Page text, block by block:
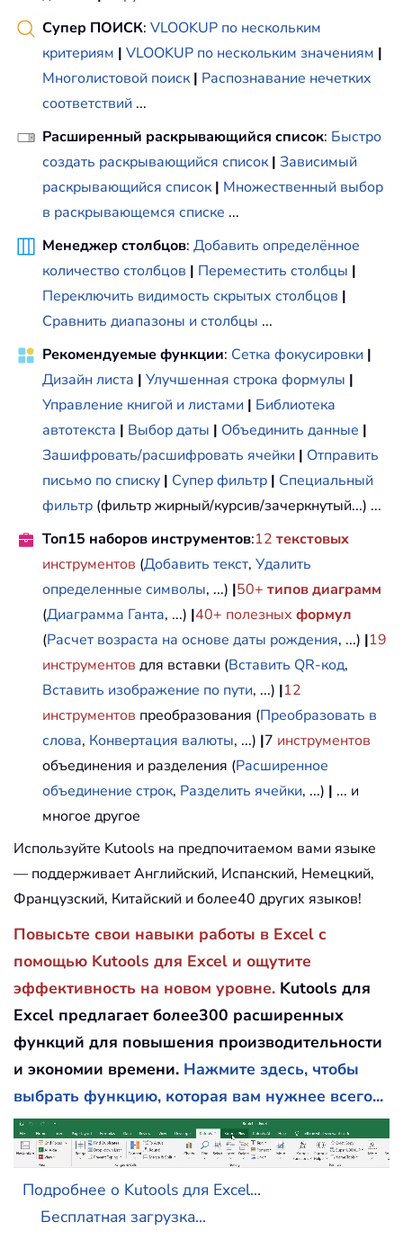
Супер ПОИСК: VLOOKUP по нескольким
критериям | VLOOKUP по нескольким значениям |
Многолистовой поиск | Распознавание нечетких
соответствий ...
Расширенный раскрывающийся список: Быстро
создать раскрывающийся список | Зависимый
раскрывающийся список | Множественный выбор
в раскрывающемся списке ...
Менеджер столбцов: Добавить определённое
количество столбцов | Переместить столбцы |
Переключить видимость скрытых столбцов |
Сравнить диапазоны и столбцы ...
Рекомендуемые функции: Сетка фокусировки |
Дизайн листа | Улучшенная строка формулы |
Управление книгой и листами | Библиотека
автотекста | Выбор даты | Объединить данные |
Зашифровать/расшифровать ячейки | Отправить
письмо по списку | Супер фильтр | Специальный
фильтр (фильтр жирный/курсив/зачеркнутый...) ...
Топ15 наборов инструментов:12 текстовых
инструментов (Добавить текст, Удалить
определенные символы, ...) |50+ типов диаграмм
(Диаграмма Ганта, ...) |40+ полезных формул
(Расчет возраста на основе даты рождения, ...) |19
инструментов для вставки (Вставить QR-код,
Вставить изображение по пути, ...) |12
инструментов преобразования (Преобразовать в
слова, Конвертация валюты, ...) |7 инструментов
объединения и разделения (Расширенное
объединение строк, Разделить ячейки, ...) | ... и
многое другое
Используйте Kutools на предпочитаемом вами языке
— поддерживает Английский, Испанский, Немецкий,
Французский, Китайский и более40 других языков!
Повысьте свои навыки работы в Excel с
помощью Kutools для Excel и ощутите
эффективность на новом уровне. Kutools для
Excel предлагает более300 расширенных
функций для повышения производительности
и экономии времени. Нажмите здесь, чтобы
выбрать функцию, которая вам нужнее всего...
Подробнее о Kutools для Excel...
Бесплатная загрузка...